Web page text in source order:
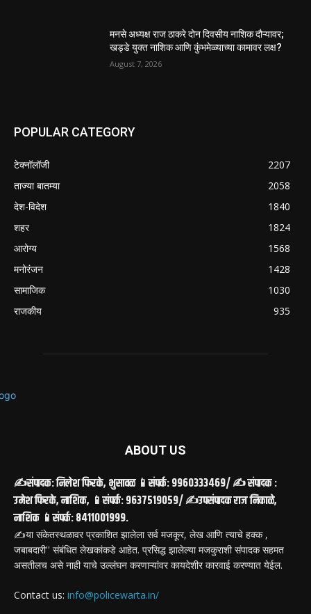
मनसे अध्यक्ष राज ठाकरे दोन दिवसीय नाशिक दौऱ्यावर;
खड्डे युक्त नाशिक आणि कुंभमेळ्याच्या कामावर लक्ष?
August 7, 2026
POPULAR CATEGORY
टेक्नॉलॉजी
2207
ताज्या बातम्या
2058
देश-विदेश
1840
शहर
1824
आरोग्य
1568
मनोरंजन
1428
सामाजिक
1030
राजकीय
935
ABOUT US
✍️संपादक: निलेश फिरके, भुसावळ 📱संपर्क: 9960333469/ ✍️ संपादक :
उमेश फिरके, नाशिक, 📱संपर्क: 9637519059/ ✍️उपसंपादक राज निकाळे,
नाशिक 📱संपर्क: 8411001999.
✍️या संकेतस्थळावर प्रकाशित झालेला सर्व मजकूर, लेख आणि त्याचे हक्क ,
जबाबदारी'' संबंधित लेखकांकडे आहेत. प्रसिद्ध झालेल्या मजकुराशी संपादक सहमत
असतीलच असे नाही याचे उल्लंघन करणाऱ्यांवर कायदेशीर कारवाई करण्यात येईल.
Contact us: info@policewarta.in/